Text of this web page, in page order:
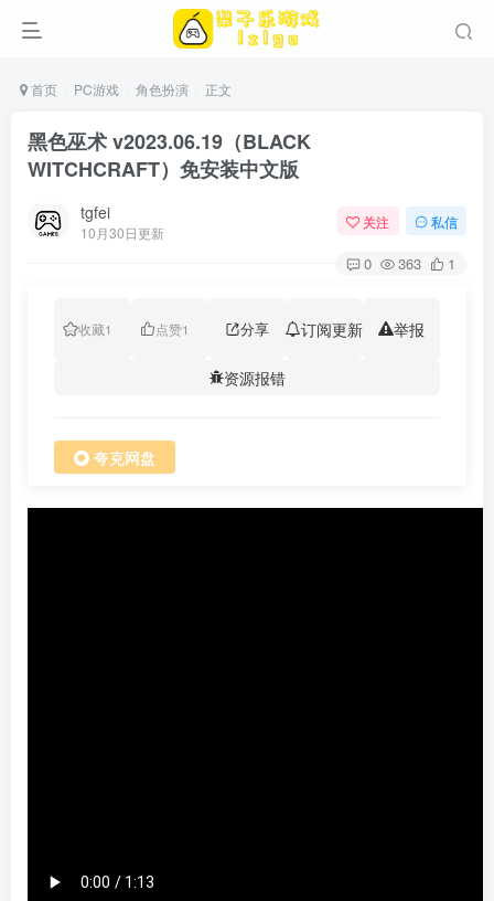
首页 PC游戏 角色扮演 正文
黑色巫术 v2023.06.19（BLACK
WITCHCRAFT）免安装中文版
tgfei
10月30日更新
关注 私信
0 363 1
收藏1 点赞1 分享 订阅更新 举报
资源报错
夸克网盘